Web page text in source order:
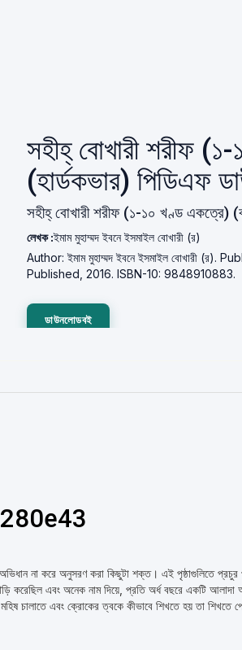
সহীহ্ বোখারী শরীফ
(হার্ডকভার) পিডিএফ
সহীহ্ বোখারী শরীফ (১-১০ খণ্ড একত্রে)
লেখক :ইমাম মুহাম্মদ ইবনে ইসমাইল বোখারী (র)
Author: ইমাম মুহাম্মদ ইবনে ইসমাইল বোখারী (র).
Published, 2016. ISBN-10: 9848910883.
ডাউনলোডবই
না করে অনুসরণ করা কিছুটা শক্ত। এই পৃষ্ঠাগুলিতে প্রচুর
করেছিল এবং অনেক নাম দিয়ে, প্রতি অর্ধ বছরে একটি আলাদা
মহিষ চালাতে এবং ক্রোকের ত্বকে কীভাবে শিখতে হয় তা শিখতে